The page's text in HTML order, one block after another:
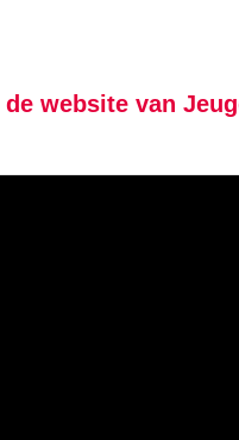
de website van